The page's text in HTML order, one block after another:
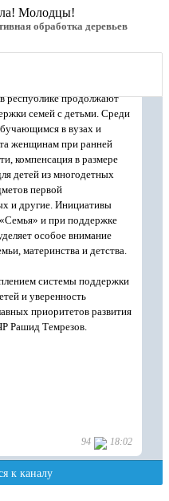
Молодцы!
обработка деревьев